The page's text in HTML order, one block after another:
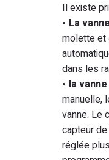
Il existe
La
molette et
dans les
la
manuelle,
vanne. Le
capteur
réglée